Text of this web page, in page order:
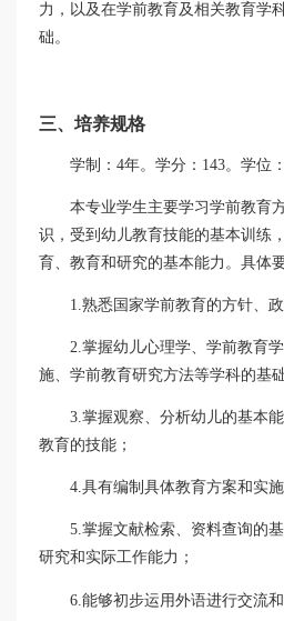
力，以及在学前教育及相关教育学
础。
三、培养规格
学制： 4年。学分： 143。学位
本专业学生主要学习学前教育
识，受到幼儿教育技能的基本训练
育、教育和研究的基本能力。具体
1. 熟悉国家学前教育的方针、
2.掌握幼儿心理学、学前教育
施、学前教育研究方法等学科的基
3.掌握观察、分析幼儿的基本
教育的技能；
4.具有编制具体教育方案和实
5.掌握文献检索、资料查询的
研究和实际工作能力；
6. 能够初步运用外语进行交流